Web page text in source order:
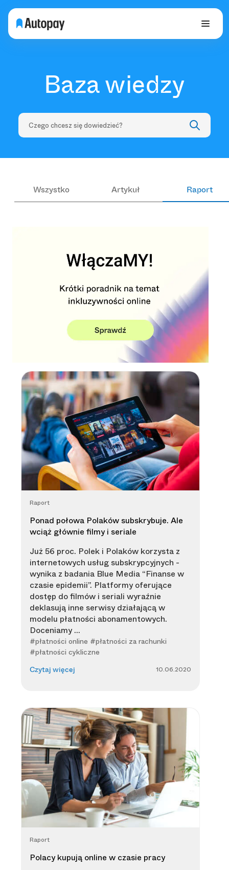
Baza wiedzy
Wszystko Artykuł Raport
Raport
Ponad połowa Polaków subskrybuje. Ale
wciąż głównie filmy i seriale
Już 56 proc. Polek i Polaków korzysta z
internetowych usług subskrypcyjnych -
wynika z badania Blue Media “Finanse w
czasie epidemii”. Platformy oferujące
dostęp do filmów i seriali wyraźnie
deklasują inne serwisy działającą w
modelu płatności abonamentowych.
Doceniamy ...
#płatności online #płatności za rachunki
#płatności cykliczne
Czytaj więcej 10.06.2020
Raport
Polacy kupują online w czasie pracy